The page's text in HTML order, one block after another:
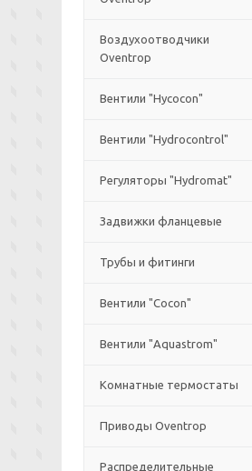
Воздухоотводчики
Oventrop
Вентили "Hycocon"
Вентили "Hydrocontrol"
Регуляторы "Hydromat"
Задвижки фланцевые
Трубы и фитинги
Вентили "Cocon"
Вентили "Aquastrom"
Комнатные термостаты
Приводы Oventrop
Распределительные